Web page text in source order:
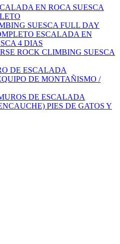
EN ROCA SUESCA
SUESCA FULL DAY
ESCALADA EN
4 DIAS
ROCK CLIMBING SUESCA
DE ESCALADA
DE MONTAÑISMO /
DE ESCALADA
PIES DE GATOS Y